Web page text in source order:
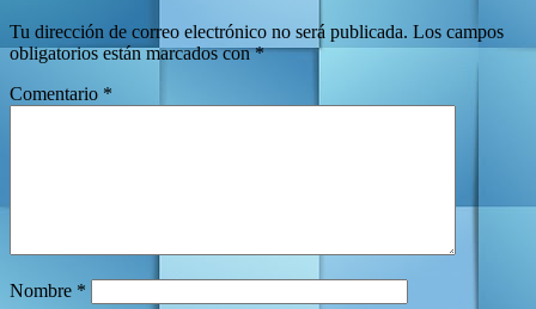
Tu dirección de correo electrónico no será publicada. Los campos
obligatorios están marcados con*
Comentario *
Nombre *